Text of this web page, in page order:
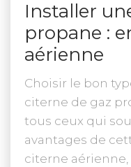
Installer
propane :
aérienne
Choisir le bon
citerne de gaz
tous ceux qui
avantages de
citerne